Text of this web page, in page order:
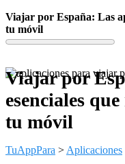
Viajar por España: Las
tu móvil
Viajar por
esenciales
tu móvil
TuAppPara > Aplicaciones